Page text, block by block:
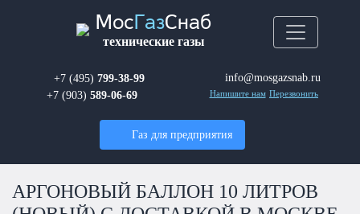
Мос ГазСнаб
технические газы
+7 (495) 799-38-99
+7 (903) 589-06-69
info@mosgazsnab.ru
Напишите нам Перезвонить
Газ для предприятия
АРГОНОВЫЙ БАЛЛОН 10 ЛИТРОВ